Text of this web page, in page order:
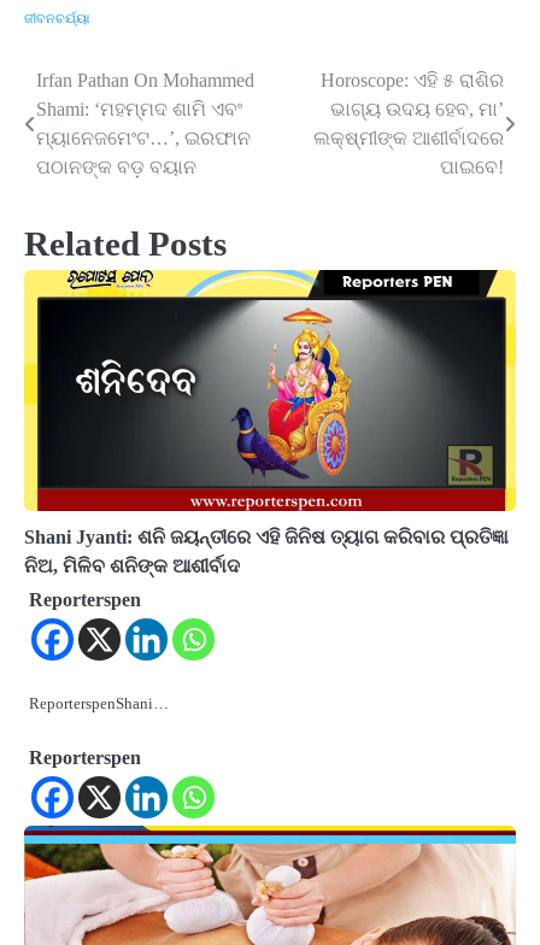
ଜୀବନଚର୍ଯ୍ୟା
Post
navigation
Irfan Pathan On Mohammed
Shami: ‘ମହମ୍ମଦ ଶାମି ଏବଂ
ମ୍ୟାନେଜମେଂଟ…’, ଇରଫାନ
ପଠାନଙ୍କ ବଡ଼ ବୟାନ
Horoscope: ଏହି ୫ ରାଶିର
ଭାଗ୍ୟ ଉଦୟ ହେବ, ମା’
ଲକ୍ଷ୍ମୀଙ୍କ ଆଶୀର୍ବାଦରେ
ପାଇବେ!
Related Posts
Shani Jyanti: ଶନି ଜୟନ୍ତୀରେ ଏହି ଜିନିଷ ତ୍ୟାଗ କରିବାର ପ୍ରତିଜ୍ଞା
ନିଅ, ମିଳିବ ଶନିଙ୍କ ଆଶୀର୍ବାଦ
Reporterspen
ReporterspenShani…
Reporterspen